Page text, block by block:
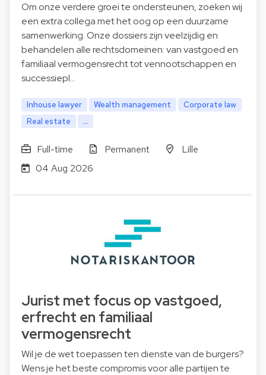
Om onze verdere groei te ondersteunen, zoeken wij
een extra collega met het oog op een duurzame
samenwerking. Onze dossiers zijn veelzijdig en
behandelen alle rechtsdomeinen: van vastgoed en
familiaal vermogensrecht tot vennootschappen en
successiepl…
Inhouse lawyer Wealth management
Corporate law
Real estate
...
Full-time Permanent
Lille
04 Aug 2026
Jurist met focus op vastgoed,
erfrecht en familiaal
vermogensrecht
Wil je de wet toepassen ten dienste van de burgers?
Wens je het beste compromis voor alle partijen te